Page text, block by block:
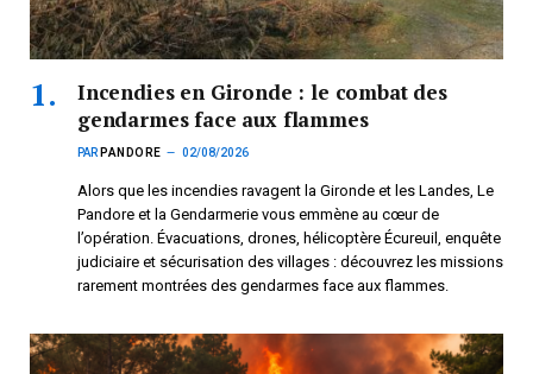
Incendies en Gironde : le combat des
gendarmes face aux flammes
PAR PANDORE 02/08/2026
Alors que les incendies ravagent la Gironde et les Landes, Le
Pandore et la Gendarmerie vous emmène au cœur de
l’opération. Évacuations, drones, hélicoptère Écureuil, enquête
judiciaire et sécurisation des villages : découvrez les missions
rarement montrées des gendarmes face aux flammes.